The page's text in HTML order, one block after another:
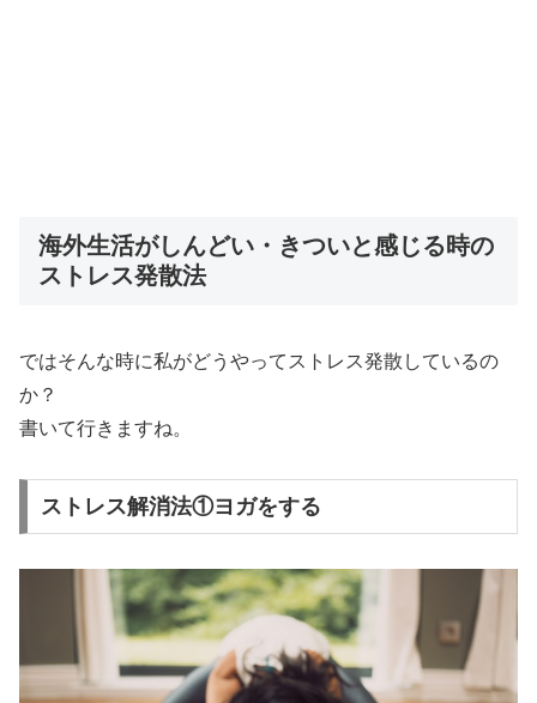
海外生活がしんどい・きついと感じる時の
ストレス発散法
ではそんな時に私がどうやってストレス発散しているの
か？
書いて行きますね。
ストレス解消法①ヨガをする